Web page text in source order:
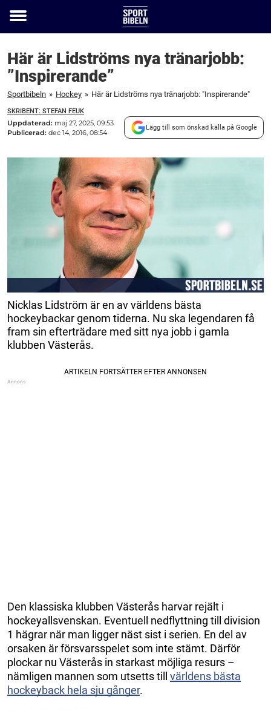
Toggle
Här är Lidströms nya tränarjobb:
”Inspirerande”
Sportbibeln » Hockey » Här är Lidströms nya tränarjobb: "Inspirerande"
SKRIBENT: STEFAN FEUK
Uppdaterad: maj 27, 2025, 09:53
Publicerad: dec 14, 2016, 08:54
Lägg till som önskad källa på Google
Nicklas Lidström är en av världens bästa
hockeybackar genom tiderna. Nu ska legendaren få
fram sin efterträdare med sitt nya jobb i gamla
klubben Västerås.
Den klassiska klubben Västerås harvar rejält i
hockeyallsvenskan. Eventuell nedflyttning till division
1 hägrar när man ligger näst sist i serien. En del av
orsaken är försvarsspelet som inte stämt. Därför
plockar nu Västerås in starkast möjliga resurs –
nämligen mannen som utsetts till världens bästa
hockeyback hela sju gånger.